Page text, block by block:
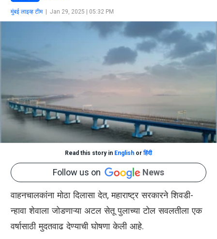
मुंबई लाइव्ह टीम| Jan 29, 2025 | 05:32 PM
Read this story in English orहिंदी
Follow us on News
वाहनचालकांना मोठा दिलासा देत, महाराष्ट्र सरकारने शिवडी-
न्हावा शेवाला जोडणाऱ्या अटल सेतू पुलाच्या टोल सवलतीला एक
वर्षासाठी मुदतवाढ देण्याची घोषणा केली आहे.